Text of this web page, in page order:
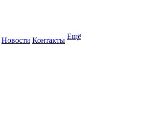
Новости Контакты Ещё